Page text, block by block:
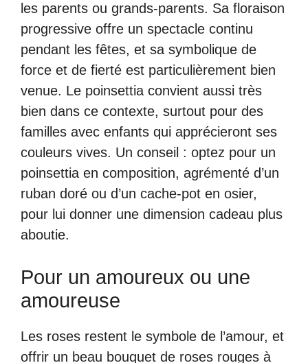
les parents ou grands-parents. Sa floraison
progressive offre un spectacle continu
pendant les fêtes, et sa symbolique de
force et de fierté est particulièrement bien
venue. Le poinsettia convient aussi très
bien dans ce contexte, surtout pour des
familles avec enfants qui apprécieront ses
couleurs vives. Un conseil : optez pour un
poinsettia en composition, agrémenté d’un
ruban doré ou d’un cache-pot en osier,
pour lui donner une dimension cadeau plus
aboutie.
Pour un amoureux ou une
amoureuse
Les roses restent le symbole de l’amour, et
offrir un beau bouquet de roses rouges à